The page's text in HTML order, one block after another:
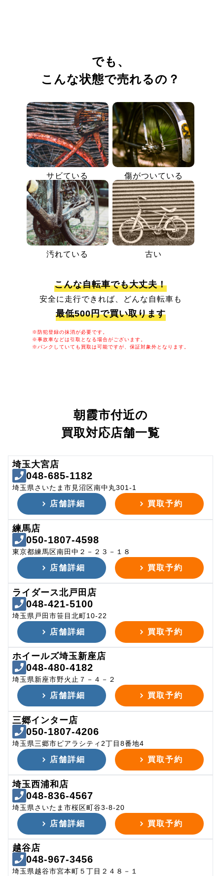
でも、
こんな状態で売れるの？
サビている 傷がついている
汚れている 古い
こんな自転車でも大丈夫！
安全に走行できれば、どんな自転車も
最低500円で買い取ります
※防犯登録の抹消が必要です。
※事故車などは引取となる場合がございます。
※パンクしていても買取は可能ですが、保証対象外となります。
朝霞市付近の
買取対応店舗一覧
埼玉大宮店
048-685-1182
埼玉県さいたま市見沼区南中丸301-1
店舗詳細 買取予約
練馬店
050-1807-4598
東京都練馬区南田中２－２３－１８
店舗詳細 買取予約
ライダース北戸田店
048-421-5100
埼玉県戸田市笹目北町10-22
店舗詳細 買取予約
ホイールズ埼玉新座店
048-480-4182
埼玉県新座市野火止７－４－２
店舗詳細 買取予約
三郷インター店
050-1807-4206
埼玉県三郷市ピアラシティ2丁目8番地4
店舗詳細 買取予約
埼玉西浦和店
048-836-4567
埼玉県さいたま市桜区町谷3-8-20
店舗詳細 買取予約
越谷店
048-967-3456
埼玉県越谷市宮本町５丁目２４８－１